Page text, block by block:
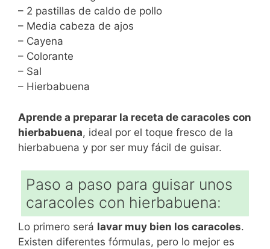
– 2 pastillas de caldo de pollo
– Media cabeza de ajos
– Cayena
– Colorante
– Sal
– Hierbabuena
Aprende a preparar la receta de caracoles con
hierbabuena, ideal por el toque fresco de la
hierbabuena y por ser muy fácil de guisar.
Paso a paso para guisar unos
caracoles con hierbabuena:
Lo primero será lavar muy bien los caracoles.
Existen diferentes fórmulas, pero lo mejor es